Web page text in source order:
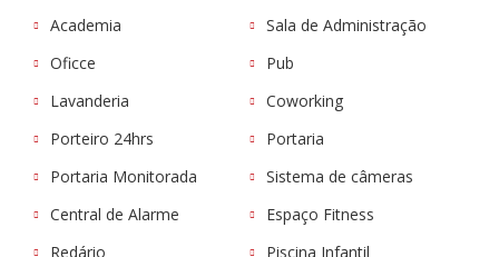
Academia
Sala de Administração
Oficce
Pub
Lavanderia
Coworking
Porteiro 24hrs
Portaria
Portaria Monitorada
Sistema de câmeras
Central de Alarme
Espaço Fitness
Redário
Piscina Infantil